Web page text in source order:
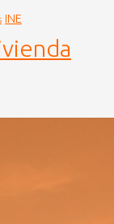
INE